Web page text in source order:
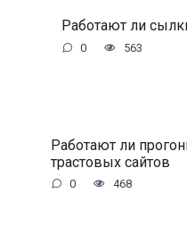
Работают ли
0 563
Работают ли
трастовых сайтов
0 468